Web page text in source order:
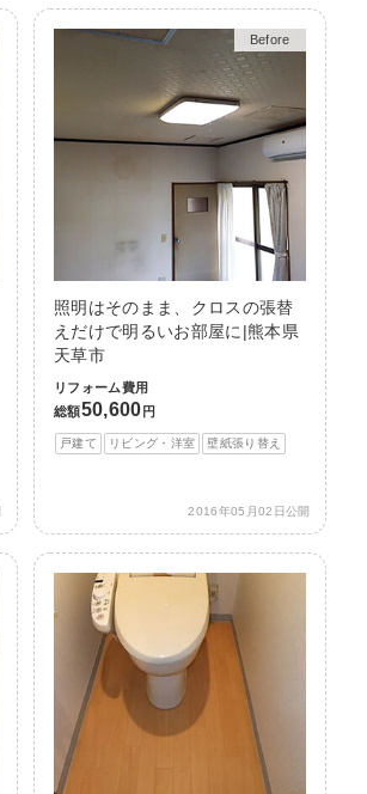
Before
After
照明はそのまま、クロスの張替
えだけで明るいお部屋に|熊本県
天草市
リフォーム費用
総額50,600 円
戸建て リビング・洋室 壁紙張り替え
2016年05月02日公開